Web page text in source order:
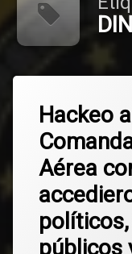
Hackeo
Aérea
públicos
DINACIA
hackeo
Presidencia
Seguridad
Pública
un
comentario
en
Hackeo
a
DINACIA:
Comandante
la
Fuerza
Aérea